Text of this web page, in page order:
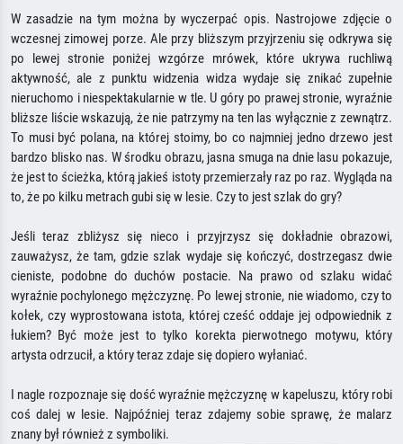
W zasadzie na tym można by wyczerpać opis. Nastrojowe zdjęcie o
wczesnej zimowej porze. Ale przy bliższym przyjrzeniu się odkrywa się
po lewej stronie poniżej wzgórze mrówek, które ukrywa ruchliwą
aktywność, ale z punktu widzenia widza wydaje się znikać zupełnie
nieruchomo i niespektakularnie w tle. U góry po prawej stronie, wyraźnie
bliższe liście wskazują, że nie patrzymy na ten las wyłącznie z zewnątrz.
To musi być polana, na której stoimy, bo co najmniej jedno drzewo jest
bardzo blisko nas. W środku obrazu, jasna smuga na dnie lasu pokazuje,
że jest to ścieżka, którą jakieś istoty przemierzały raz po raz. Wygląda na
to, że po kilku metrach gubi się w lesie. Czy to jest szlak do gry?
Jeśli teraz zbliżysz się nieco i przyjrzysz się dokładnie obrazowi,
zauważysz, że tam, gdzie szlak wydaje się kończyć, dostrzegasz dwie
cieniste, podobne do duchów postacie. Na prawo od szlaku widać
wyraźnie pochylonego mężczyznę. Po lewej stronie, nie wiadomo, czy to
kołek, czy wyprostowana istota, której cześć oddaje jej odpowiednik z
łukiem? Być może jest to tylko korekta pierwotnego motywu, który
artysta odrzucił, a który teraz zdaje się dopiero wyłaniać.
I nagle rozpoznaje się dość wyraźnie mężczyznę w kapeluszu, który robi
coś dalej w lesie. Najpóźniej teraz zdajemy sobie sprawę, że malarz
znany był również z symboliki.